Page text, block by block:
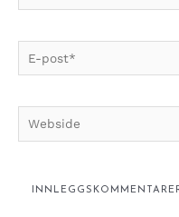
post*
Webside